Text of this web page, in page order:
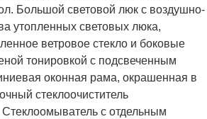
Большой световой люк с воздушно-
утопленных световых люка,
ветровое стекло и боковые
тонировкой с подсвеченным
оконная рама, окрашенная в
стеклоочиститель
Стеклоомыватель с отдельным